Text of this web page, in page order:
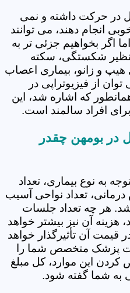
در حرکت داشته و نمی
انجام دهند، می توانند
اگر بخواهیم جزئی تر به
نظیر شکستگی، سکته
و زانو، بیماری اعصاب
از فیزیوتراپی در
که اشاره شد، این
افراد سالمند است.
در بومهن چقدر
به نوع بیماری، تعداد
تعداد نواحی آسیب
هر چه تعداد جلسات
هزینه آن نیز بیشتر خواهد
آن تأثیرگذار خواهد
است پزشک متخصص شما را
این موارد، کل مبلغ
به شما گفته شود.